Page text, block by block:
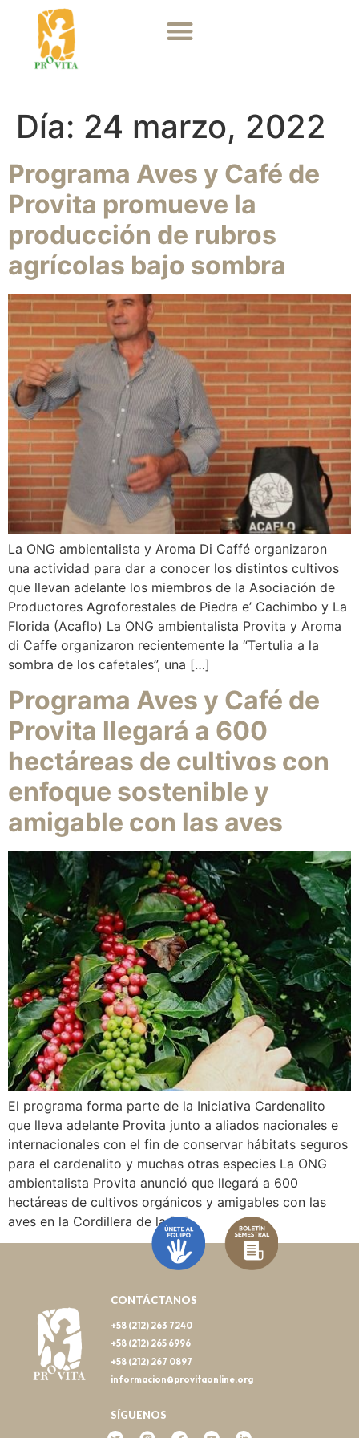
Día: 24 marzo, 2022
Programa Aves y Café de
Provita promueve la
producción de rubros
agrícolas bajo sombra
La ONG ambientalista y Aroma Di Caffé organizaron
una actividad para dar a conocer los distintos cultivos
que llevan adelante los miembros de la Asociación de
Productores Agroforestales de Piedra e’ Cachimbo y La
Florida (Acaflo) La ONG ambientalista Provita y Aroma
di Caffe organizaron recientemente la “Tertulia a la
sombra de los cafetales”, una […]
Programa Aves y Café de
Provita llegará a 600
hectáreas de cultivos con
enfoque sostenible y
amigable con las aves
El programa forma parte de la Iniciativa Cardenalito
que lleva adelante Provita junto a aliados nacionales e
internacionales con el fin de conservar hábitats seguros
para el cardenalito y muchas otras especies La ONG
ambientalista Provita anunció que llegará a 600
hectáreas de cultivos orgánicos y amigables con las
aves en la Cordillera de la […]
CONTÁCTANOS
+58 (212) 263 7240
+58 (212) 265 6996
+58 (212) 267 0897
informacion@provitaonline.org
SÍGUENOS